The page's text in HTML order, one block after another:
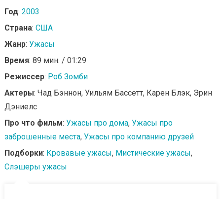
Год: 2003
Страна: США
Жанр: Ужасы
Время: 89 мин. / 01:29
Режиссер: Роб Зомби
Актеры: Чад Бэннон, Уильям Бассетт, Карен Блэк, Эрин
Дэниелс
Про что фильм: Ужасы про дома, Ужасы про
заброшенные места, Ужасы про компанию друзей
Подборки: Кровавые ужасы, Мистические ужасы,
Слэшеры ужасы